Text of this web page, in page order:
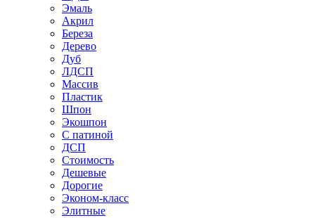
Эмаль
Акрил
Береза
Дерево
Дуб
ЛДСП
Массив
Пластик
Шпон
Экошпон
С патиной
ДСП
Стоимость
Дешевые
Дорогие
Эконом-класс
Элитные